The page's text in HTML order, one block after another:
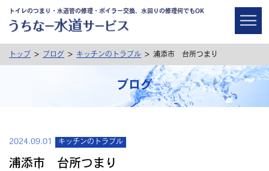
トイレのつまり・水道管の修理・ボイラー交換、水回りの修理何でもOK
トップ > ブログ > キッチンのトラブル > 浦添市 台所つまり
ブログ
2024.09.01 キッチンのトラブル
浦添市 台所つまり